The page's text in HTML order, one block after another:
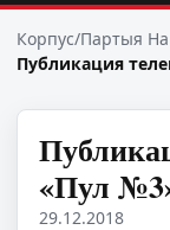
Корпус/Партыя
Публикация
«Пул
29.12.2018